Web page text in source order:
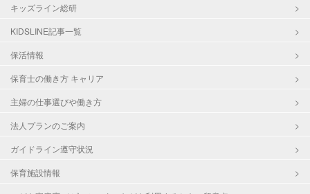
キッズライン総研
KIDSLINE記事一覧
保活情報
保育士の働き方 キャリア
主婦の仕事選びや働き方
法人プランのご案内
ガイドライン遵守状況
保育施設情報